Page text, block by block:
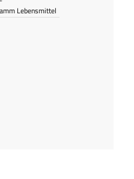
Lebensmittel